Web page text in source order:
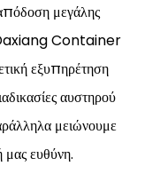
μεγάλης
Daxiang Container
εξυπηρέτηση
αυστηρού
μειώνουμε
ευθύνη.